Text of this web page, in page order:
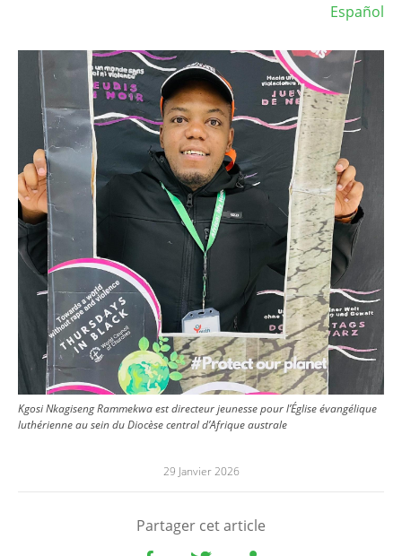
Español
Image
Kgosi Nkagiseng Rammekwa est directeur jeunesse pour l’Église évangélique
luthérienne au sein du Diocèse central d’Afrique australe
29 Janvier 2026
Partager cet article